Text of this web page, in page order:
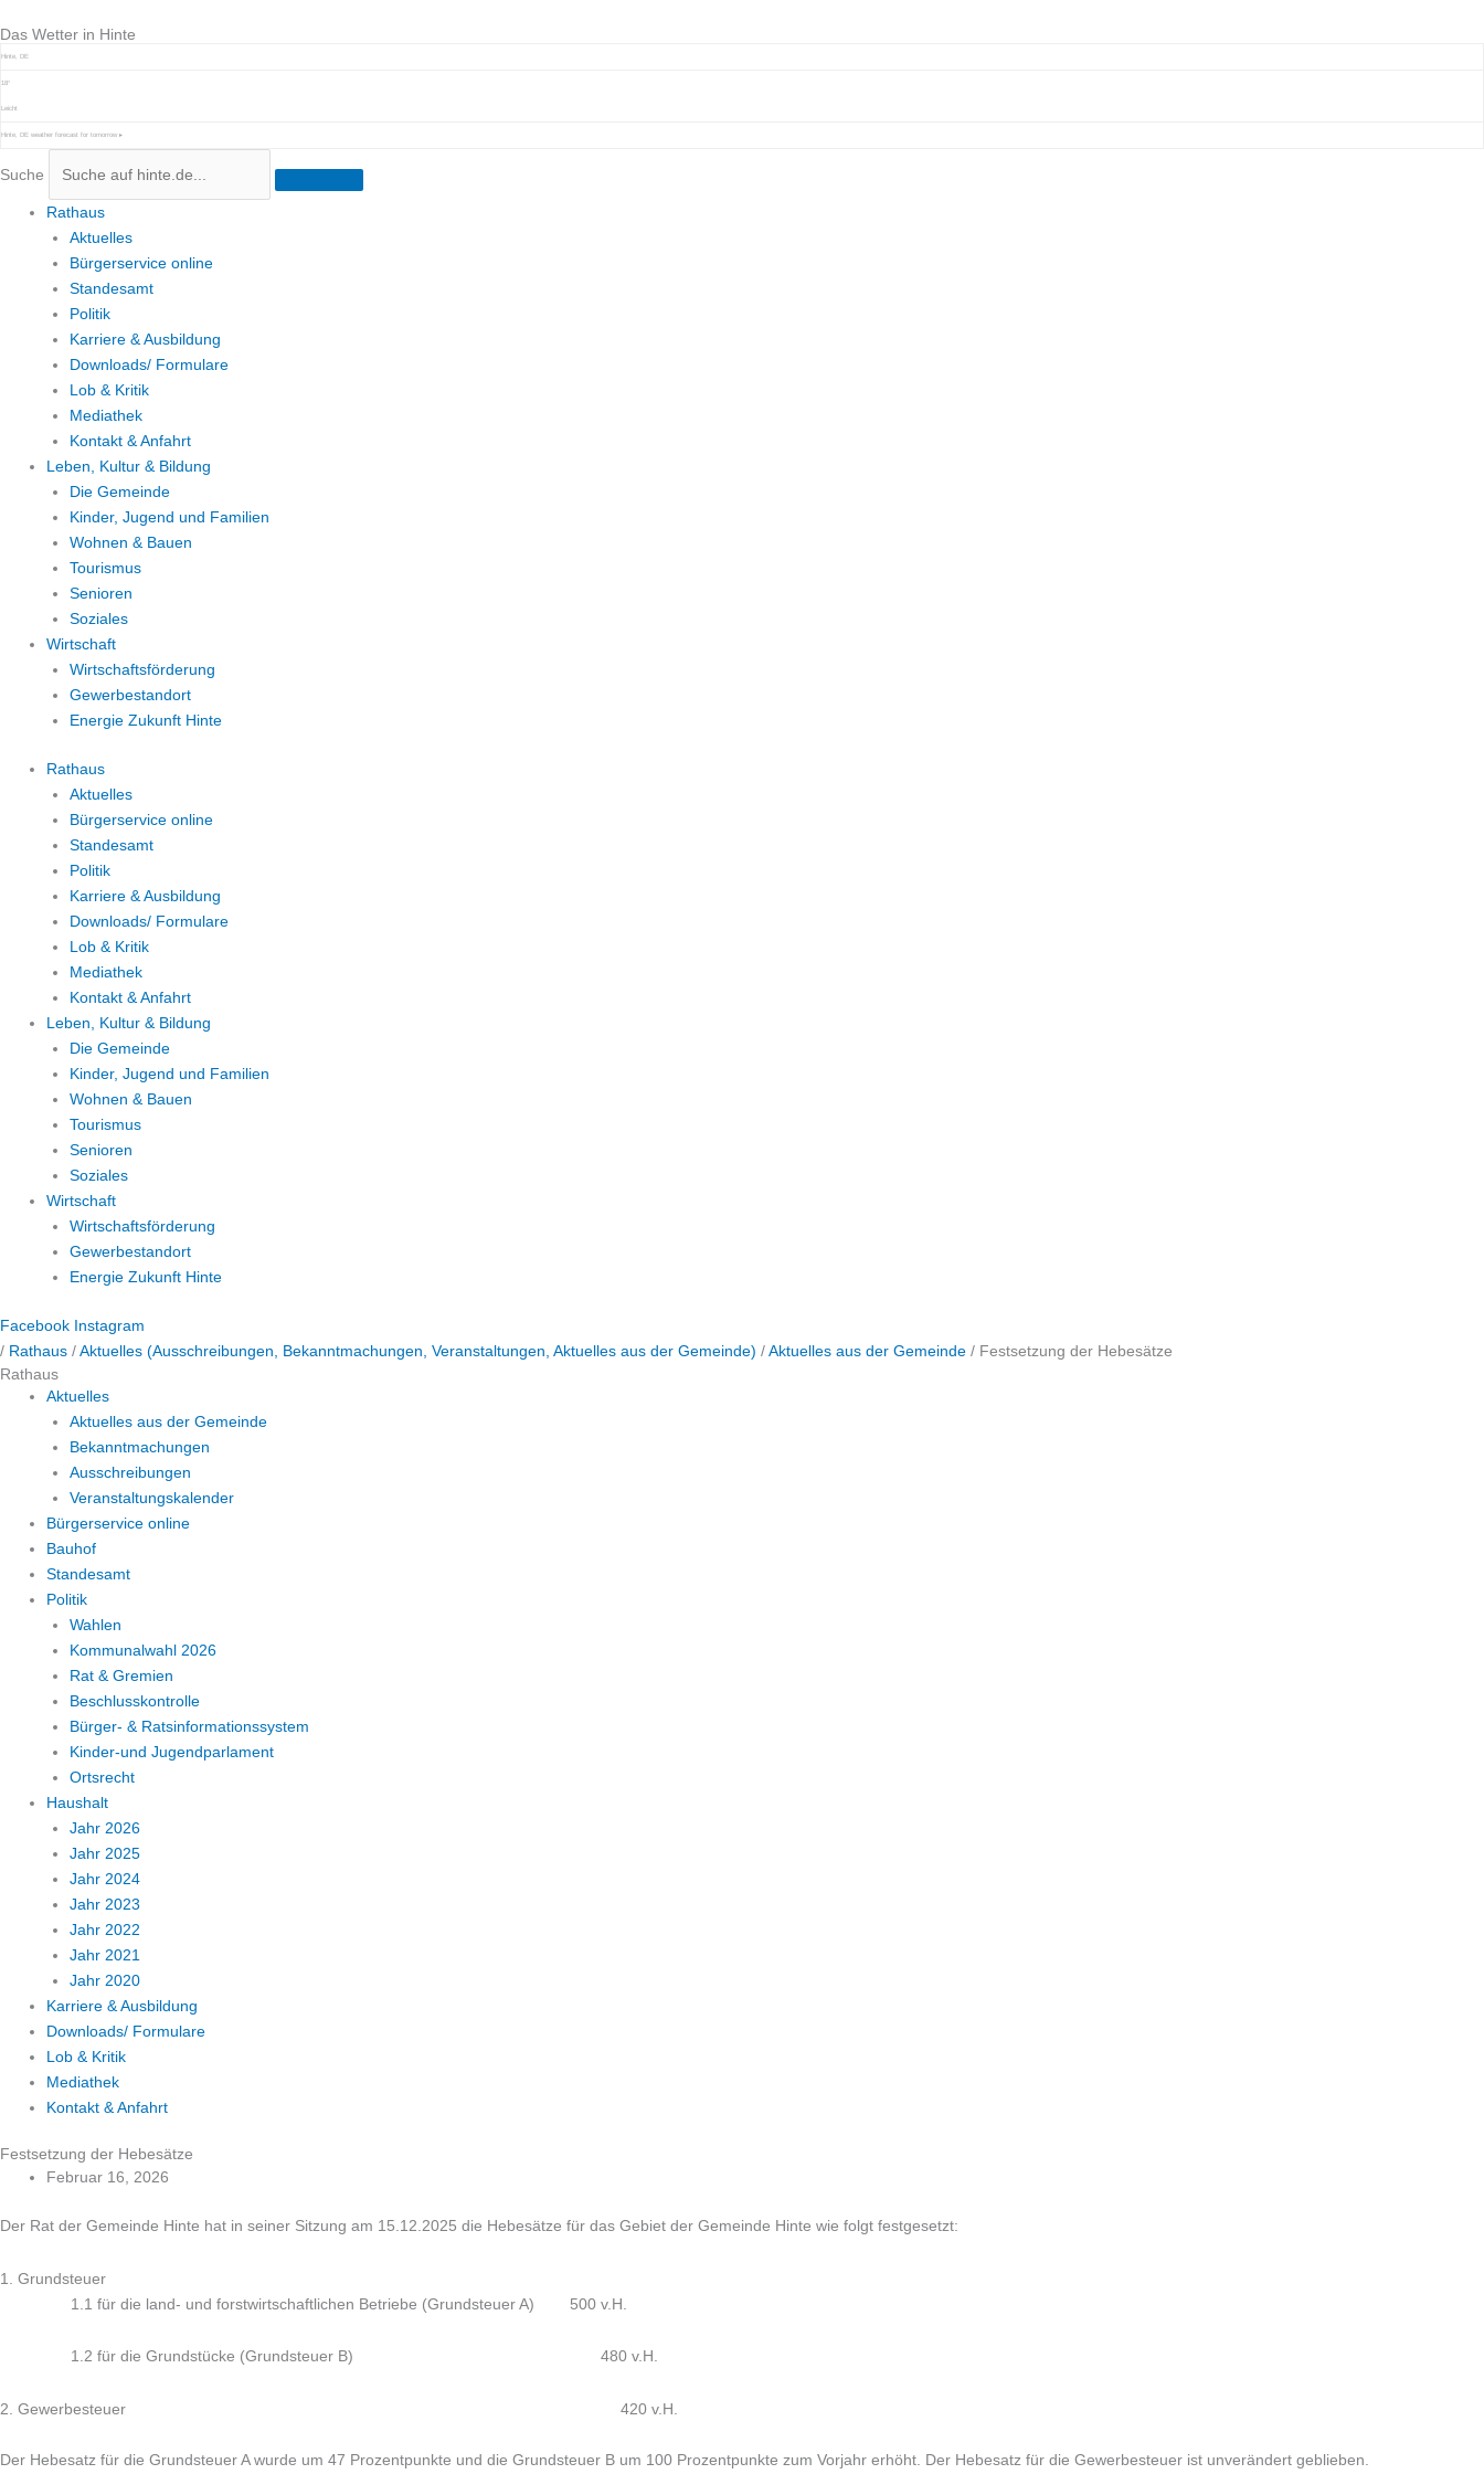
Inhalt
springen
Das Wetter in Hinte
Hinte, DE
18°
Leicht
Hinte, DE weather forecast for tomorrow ▸
Suche
Rathaus
Aktuelles
Bürgerservice online
Standesamt
Politik
Karriere & Ausbildung
Downloads/ Formulare
Lob & Kritik
Mediathek
Kontakt & Anfahrt
Leben, Kultur & Bildung
Die Gemeinde
Kinder, Jugend und Familien
Wohnen & Bauen
Tourismus
Senioren
Soziales
Wirtschaft
Wirtschaftsförderung
Gewerbestandort
Energie Zukunft Hinte
Rathaus
Aktuelles
Bürgerservice online
Standesamt
Politik
Karriere & Ausbildung
Downloads/ Formulare
Lob & Kritik
Mediathek
Kontakt & Anfahrt
Leben, Kultur & Bildung
Die Gemeinde
Kinder, Jugend und Familien
Wohnen & Bauen
Tourismus
Senioren
Soziales
Wirtschaft
Wirtschaftsförderung
Gewerbestandort
Energie Zukunft Hinte
Facebook Instagram
/ Rathaus /Aktuelles (Ausschreibungen, Bekanntmachungen, Veranstaltungen, Aktuelles aus der Gemeinde) /Aktuelles aus der Gemeinde / Festsetzung der Hebesätze
Rathaus
Aktuelles
Aktuelles aus der Gemeinde
Bekanntmachungen
Ausschreibungen
Veranstaltungskalender
Bürgerservice online
Bauhof
Standesamt
Politik
Wahlen
Kommunalwahl 2026
Rat & Gremien
Beschlusskontrolle
Bürger- & Ratsinformationssystem
Kinder-und Jugendparlament
Ortsrecht
Haushalt
Jahr 2026
Jahr 2025
Jahr 2024
Jahr 2023
Jahr 2022
Jahr 2021
Jahr 2020
Karriere & Ausbildung
Downloads/ Formulare
Lob & Kritik
Mediathek
Kontakt & Anfahrt
Festsetzung der Hebesätze
Februar 16, 2026
Der Rat der Gemeinde Hinte hat in seiner Sitzung am 15.12.2025 die Hebesätze für das Gebiet der Gemeinde Hinte wie folgt festgesetzt:
1. Grundsteuer
1.1 für die land- und forstwirtschaftlichen Betriebe (Grundsteuer A) 500 v.H.
1.2 für die Grundstücke (Grundsteuer B) 480 v.H.
2. Gewerbesteuer 420 v.H.
Der Hebesatz für die Grundsteuer A wurde um 47 Prozentpunkte und die Grundsteuer B um 100 Prozentpunkte zum Vorjahr erhöht. Der Hebesatz für die Gewerbesteuer ist unverändert geblieben.